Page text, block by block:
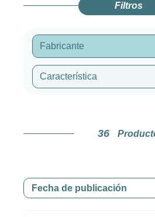
Filtros
Fabricante
Característica
36